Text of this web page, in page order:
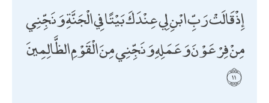
إِذْ قَالَتْ رَبِّ ابْنِ لِي عِنْدَكَ بَيْتًا فِي الْجَنَّةِ وَنَجِّنِي
مِنْ فِرْعَوْنَ وَعَمَلِهِ وَنَجِّنِي مِنَ الْقَوْمِ الظَّالِمِينَ